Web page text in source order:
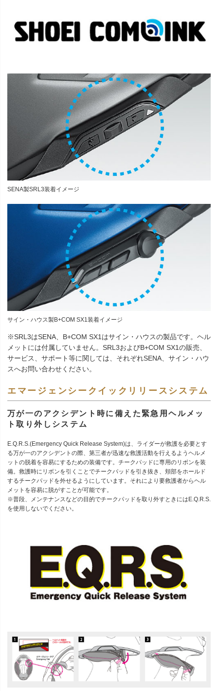
SENA製SRL3装着イメージ
サイン・ハウス製B+COM SX1装着イメージ
※SRL3はSENA、B+COM SX1はサイン・ハウスの製品です。ヘル
メットには付属していません。SRL3およびB+COM SX1の販売、
サービス、サポート等に関しては、それぞれSENA、サイン・ハウ
スへお問い合わせください。
エマージェンシークイックリリースシステム
万が一のアクシデント時に備えた緊急用ヘルメッ
ト取り外しシステム
E.Q.R.S.(Emergency Quick Release System)は、ライダーが救護を必要とす
る万が一のアクシデントの際、第三者が迅速な救護活動を行えるようヘルメ
ットの脱着を容易にするための装備です。チークパッドに専用のリボンを装
備。救護時にリボンを引くことでチークパッドを引き抜き、頬部をホールド
するチークパッドを外せるようにしています。それにより要救護者からヘル
メットを容易に脱がすことが可能です。
※普段、メンテナンスなどの目的でチークパッドを取り外すときにはE.Q.R.S.
を使用しないでください。